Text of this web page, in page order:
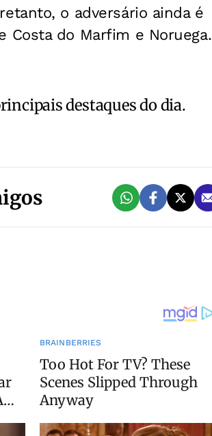
o adversário ainda é
Costa do Marfim e Noruega.
destaques do dia.